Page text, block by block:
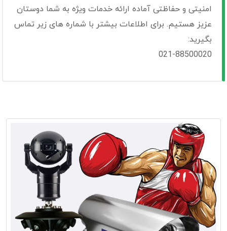
امنیتی و حفاظتی آماده ارائه خدمات ویژه به شما دوستان
عزیز هستیم. برای اطلاعات بیشتر با شماره های زیر تماس
بگیرید:
021-88500020